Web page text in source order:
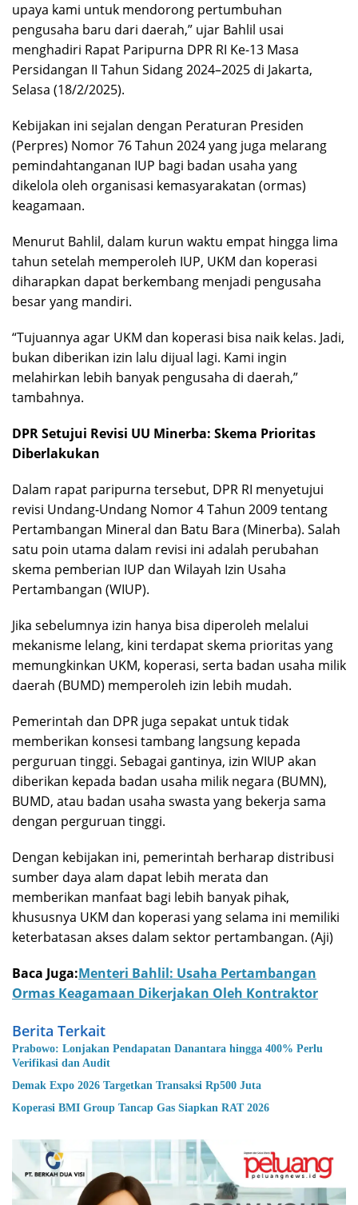
upaya kami untuk mendorong pertumbuhan
pengusaha baru dari daerah,” ujar Bahlil usai
menghadiri Rapat Paripurna DPR RI Ke-13 Masa
Persidangan II Tahun Sidang 2024–2025 di Jakarta,
Selasa (18/2/2025).
Kebijakan ini sejalan dengan Peraturan Presiden
(Perpres) Nomor 76 Tahun 2024 yang juga melarang
pemindahtanganan IUP bagi badan usaha yang
dikelola oleh organisasi kemasyarakatan (ormas)
keagamaan.
Menurut Bahlil, dalam kurun waktu empat hingga lima
tahun setelah memperoleh IUP, UKM dan koperasi
diharapkan dapat berkembang menjadi pengusaha
besar yang mandiri.
“Tujuannya agar UKM dan koperasi bisa naik kelas. Jadi,
bukan diberikan izin lalu dijual lagi. Kami ingin
melahirkan lebih banyak pengusaha di daerah,”
tambahnya.
DPR Setujui Revisi UU Minerba: Skema Prioritas
Diberlakukan
Dalam rapat paripurna tersebut, DPR RI menyetujui
revisi Undang-Undang Nomor 4 Tahun 2009 tentang
Pertambangan Mineral dan Batu Bara (Minerba). Salah
satu poin utama dalam revisi ini adalah perubahan
skema pemberian IUP dan Wilayah Izin Usaha
Pertambangan (WIUP).
Jika sebelumnya izin hanya bisa diperoleh melalui
mekanisme lelang, kini terdapat skema prioritas yang
memungkinkan UKM, koperasi, serta badan usaha milik
daerah (BUMD) memperoleh izin lebih mudah.
Pemerintah dan DPR juga sepakat untuk tidak
memberikan konsesi tambang langsung kepada
perguruan tinggi. Sebagai gantinya, izin WIUP akan
diberikan kepada badan usaha milik negara (BUMN),
BUMD, atau badan usaha swasta yang bekerja sama
dengan perguruan tinggi.
Dengan kebijakan ini, pemerintah berharap distribusi
sumber daya alam dapat lebih merata dan
memberikan manfaat bagi lebih banyak pihak,
khususnya UKM dan koperasi yang selama ini memiliki
keterbatasan akses dalam sektor pertambangan. (Aji)
Baca Juga:Menteri Bahlil: Usaha Pertambangan
Ormas Keagamaan Dikerjakan Oleh Kontraktor
Berita Terkait
Prabowo: Lonjakan Pendapatan Danantara hingga 400% Perlu
Verifikasi dan Audit
Demak Expo 2026 Targetkan Transaksi Rp500 Juta
Koperasi BMI Group Tancap Gas Siapkan RAT 2026